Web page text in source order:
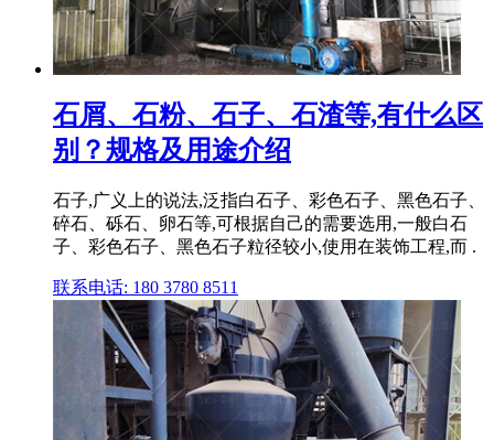
石屑、石粉、石子、石渣等,有什么区
别？规格及用途介绍
石子,广义上的说法,泛指白石子、彩色石子、黑色石子、
碎石、砾石、卵石等,可根据自己的需要选用,一般白石
子、彩色石子、黑色石子粒径较小,使用在装饰工程,而 .
联系电话: 180 3780 8511